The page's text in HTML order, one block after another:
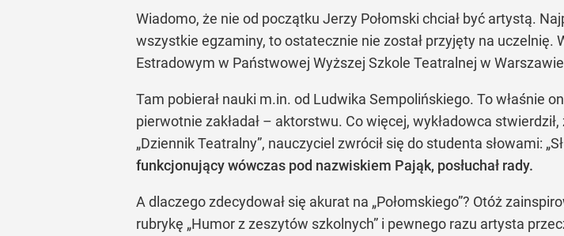
Wiadomo, że nie od początku Jerzy Połomski chciał być artystą.
wszystkie egzaminy, to ostatecznie nie został przyjęty na uczelnię.
Estradowym w Państwowej Wyższej Szkole Teatralnej w
Tam pobierał nauki m.in. od Ludwika Sempolińskiego. To właśnie
pierwotnie zakładał – aktorstwu. Co więcej, wykładowca
„Dziennik Teatralny”, nauczyciel zwrócił się do studenta słowami:
funkcjonujący wówczas pod nazwiskiem Pająk, posłuchał rady.
A dlaczego zdecydował się akurat na „Połomskiego”? Otóż
rubrykę „Humor z zeszytów szkolnych” i pewnego razu artysta